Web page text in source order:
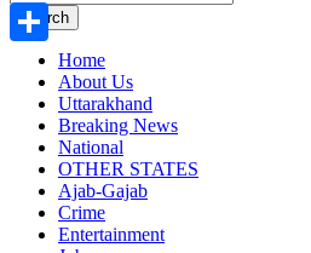
Search
Home
About Us
Uttarakhand
Breaking News
National
OTHER STATES
Ajab-Gajab
Crime
Entertainment
Twitter
Share